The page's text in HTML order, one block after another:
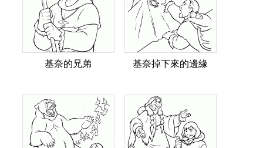
基奈的兄弟 基奈掉下來的邊緣